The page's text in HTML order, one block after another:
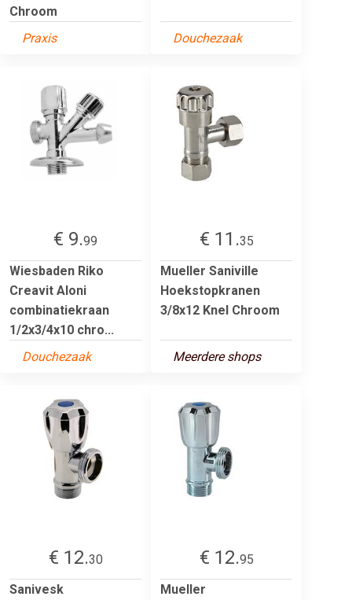
Chroom
Praxis
Douchezaak
€ 9.99
Wiesbaden Riko
Creavit Aloni
combinatiekraan
1/2x3/4x10 chro...
Douchezaak
€ 11.35
Mueller Saniville
Hoekstopkranen
3/8x12 Knel Chroom
Meerdere shops
€ 12.30
Sanivesk
€ 12.95
Mueller